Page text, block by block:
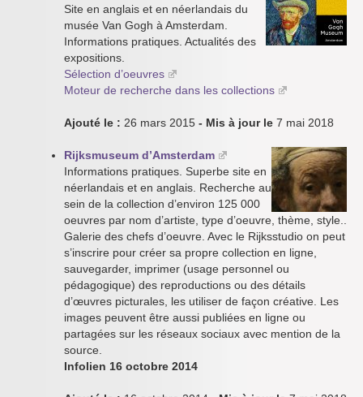
Site en anglais et en néerlandais du
musée Van Gogh à Amsterdam.
Informations pratiques. Actualités des
expositions.
Sélection d’oeuvres
Moteur de recherche dans les collections
Ajouté le : 26 mars 2015 - Mis à jour le 7 mai 2018
Rijksmuseum d’Amsterdam
Informations pratiques. Superbe site en
néerlandais et en anglais. Recherche au
sein de la collection d’environ 125 000
oeuvres par nom d’artiste, type d’oeuvre, thème, style..
Galerie des chefs d’oeuvre. Avec le Rijksstudio on peut
s’inscrire pour créer sa propre collection en ligne,
sauvegarder, imprimer (usage personnel ou
pédagogique) des reproductions ou des détails
d’œuvres picturales, les utiliser de façon créative. Les
images peuvent être aussi publiées en ligne ou
partagées sur les réseaux sociaux avec mention de la
source.
Infolien 16 octobre 2014